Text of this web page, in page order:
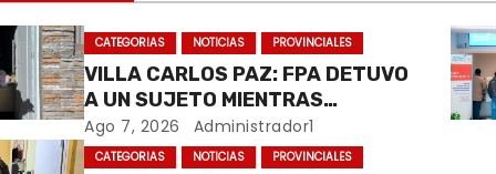
CATEGORIAS NOTICIAS PROVINCIALES
VILLA CARLOS PAZ: FPA DETUVO
A UN SUJETO MIENTRAS
COMERCIALIZABA COCAÍNA Y
MARIHUANA EN UNA PLAZA
Ago 7, 2026 Administrador1
CATEGORIAS NOTICIAS PROVINCIALES